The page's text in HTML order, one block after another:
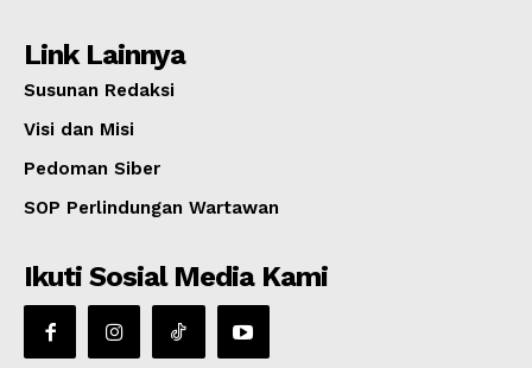
Link Lainnya
Susunan Redaksi
Visi dan Misi
Pedoman Siber
SOP Perlindungan Wartawan
Ikuti Sosial Media Kami